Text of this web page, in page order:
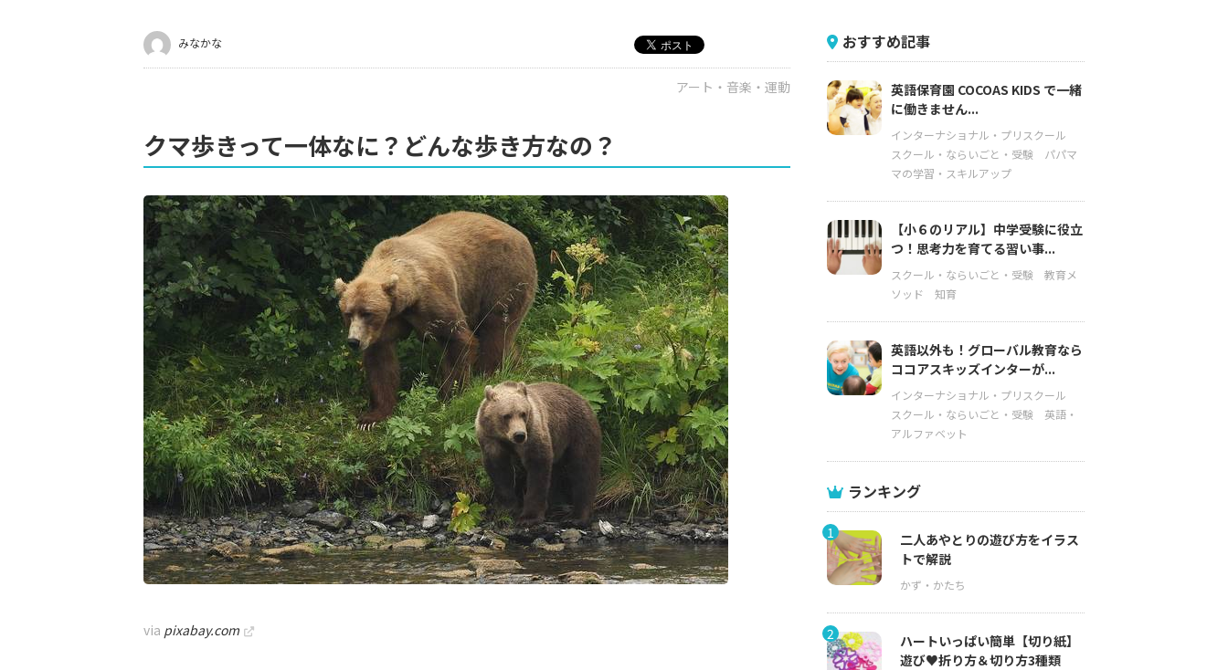
みなかな
アート・音楽・運動
クマ歩きって一体なに？どんな歩き方なの？
via pixabay.com
おすすめ記事
英語保育園 COCOAS KIDS で一緒
に働きません...
インターナショナル・プリスクール
スクール・ならいごと・受験
パパマ
マの学習・スキルアップ
【小６のリアル】中学受験に役立
つ！思考力を育てる習い事...
スクール・ならいごと・受験
教育メ
ソッド
知育
英語以外も！グローバル教育なら
ココアスキッズインターが...
インターナショナル・プリスクール
スクール・ならいごと・受験
英語・
アルファベット
ランキング
1
二人あやとりの遊び方をイラス
トで解説
2
ハートいっぱい簡単【切り紙】
遊び♥折り方＆切り方3種類